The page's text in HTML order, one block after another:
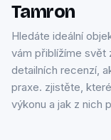
Tamron
Hledáte ideální
vám přiblížíme svět
detailních recenzí,
praxe. zjistěte,
výkonu a jak z nich